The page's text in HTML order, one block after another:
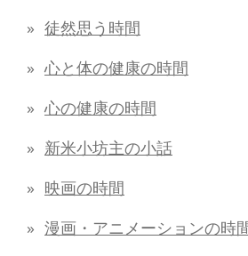
徒然思う時間
心と体の健康の時間
心の健康の時間
新米小坊主の小話
映画の時間
漫画・アニメーションの時